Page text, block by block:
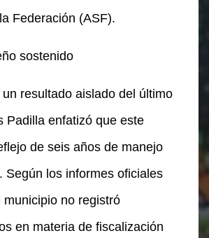
Federación (ASF).
sostenido
resultado aislado del último
Padilla enfatizó que este
de seis años de manejo
Según los informes oficiales
municipio no registró
en materia de fiscalización